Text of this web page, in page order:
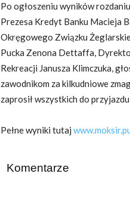
Po ogłoszeniu wyników
Prezesa Kredyt Banku Macieja
Okręgowego Związku
Pucka Zenona Dettaffa,
Rekreacji Janusza Klimczuka,
zawodnikom za kilkudniowe
zaprosił wszystkich do
Pełne wyniki tutaj
Komentarze